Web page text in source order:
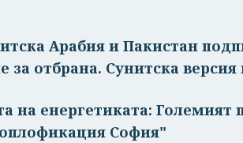
Арабия и Пакистан
за отбрана. Сунитска
на енергетиката: Големият
София"